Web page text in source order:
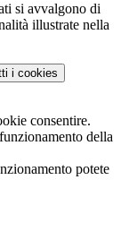
si avvalgono di
illustrate nella
i cookies
consentire.
della
potete